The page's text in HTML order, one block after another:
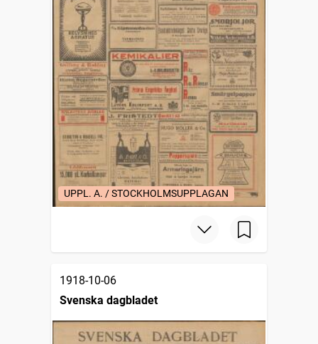
UPPL. A. / STOCKHOLMSUPPLAGAN
1918-10-06
Svenska dagbladet